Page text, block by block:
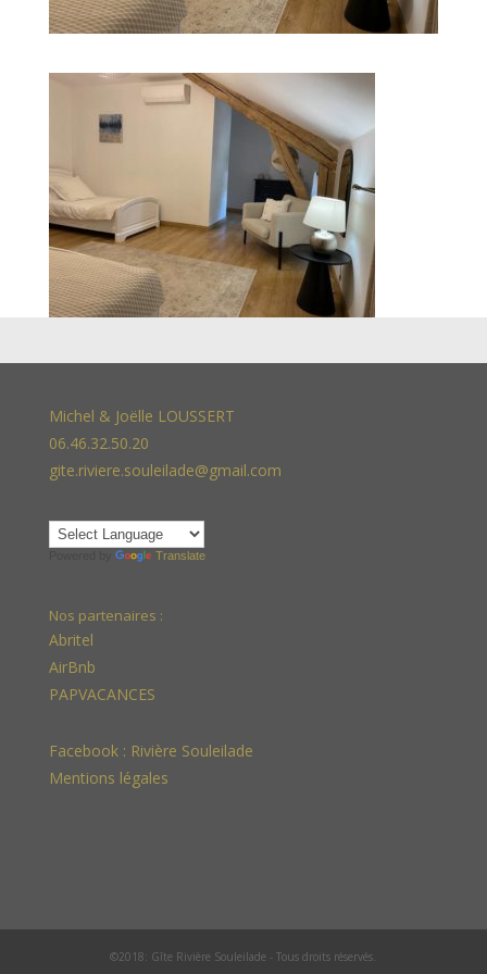
Michel & Joëlle LOUSSERT
06.46.32.50.20
gite.riviere.souleilade@gmail.com
Translate
Nos partenaires :
Abritel
AirBnb
PAPVACANCES
Facebook : Rivière Souleilade
Mentions légales
©2018: Gîte Rivière Souleilade - Tous droits réservés.